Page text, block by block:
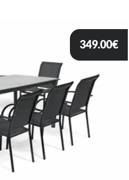
349.00€